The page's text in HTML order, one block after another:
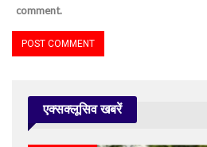
comment.
एक्सक्लूसिव खबरें